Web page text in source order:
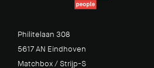
Philitelaan 308
5617 AN Eindhoven
Matchbox / Strijp-S